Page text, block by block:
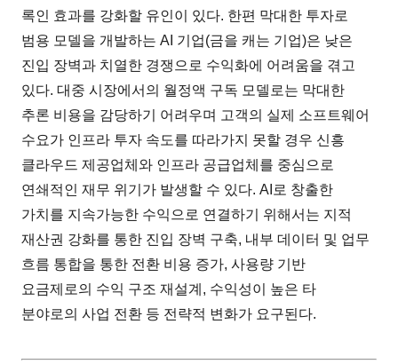
록인 효과를 강화할 유인이 있다. 한편 막대한 투자로
범용 모델을 개발하는 AI 기업(금을 캐는 기업)은 낮은
진입 장벽과 치열한 경쟁으로 수익화에 어려움을 겪고
있다. 대중 시장에서의 월정액 구독 모델로는 막대한
추론 비용을 감당하기 어려우며 고객의 실제 소프트웨어
수요가 인프라 투자 속도를 따라가지 못할 경우 신흥
클라우드 제공업체와 인프라 공급업체를 중심으로
연쇄적인 재무 위기가 발생할 수 있다. AI로 창출한
가치를 지속가능한 수익으로 연결하기 위해서는 지적
재산권 강화를 통한 진입 장벽 구축, 내부 데이터 및 업무
흐름 통합을 통한 전환 비용 증가, 사용량 기반
요금제로의 수익 구조 재설계, 수익성이 높은 타
분야로의 사업 전환 등 전략적 변화가 요구된다.